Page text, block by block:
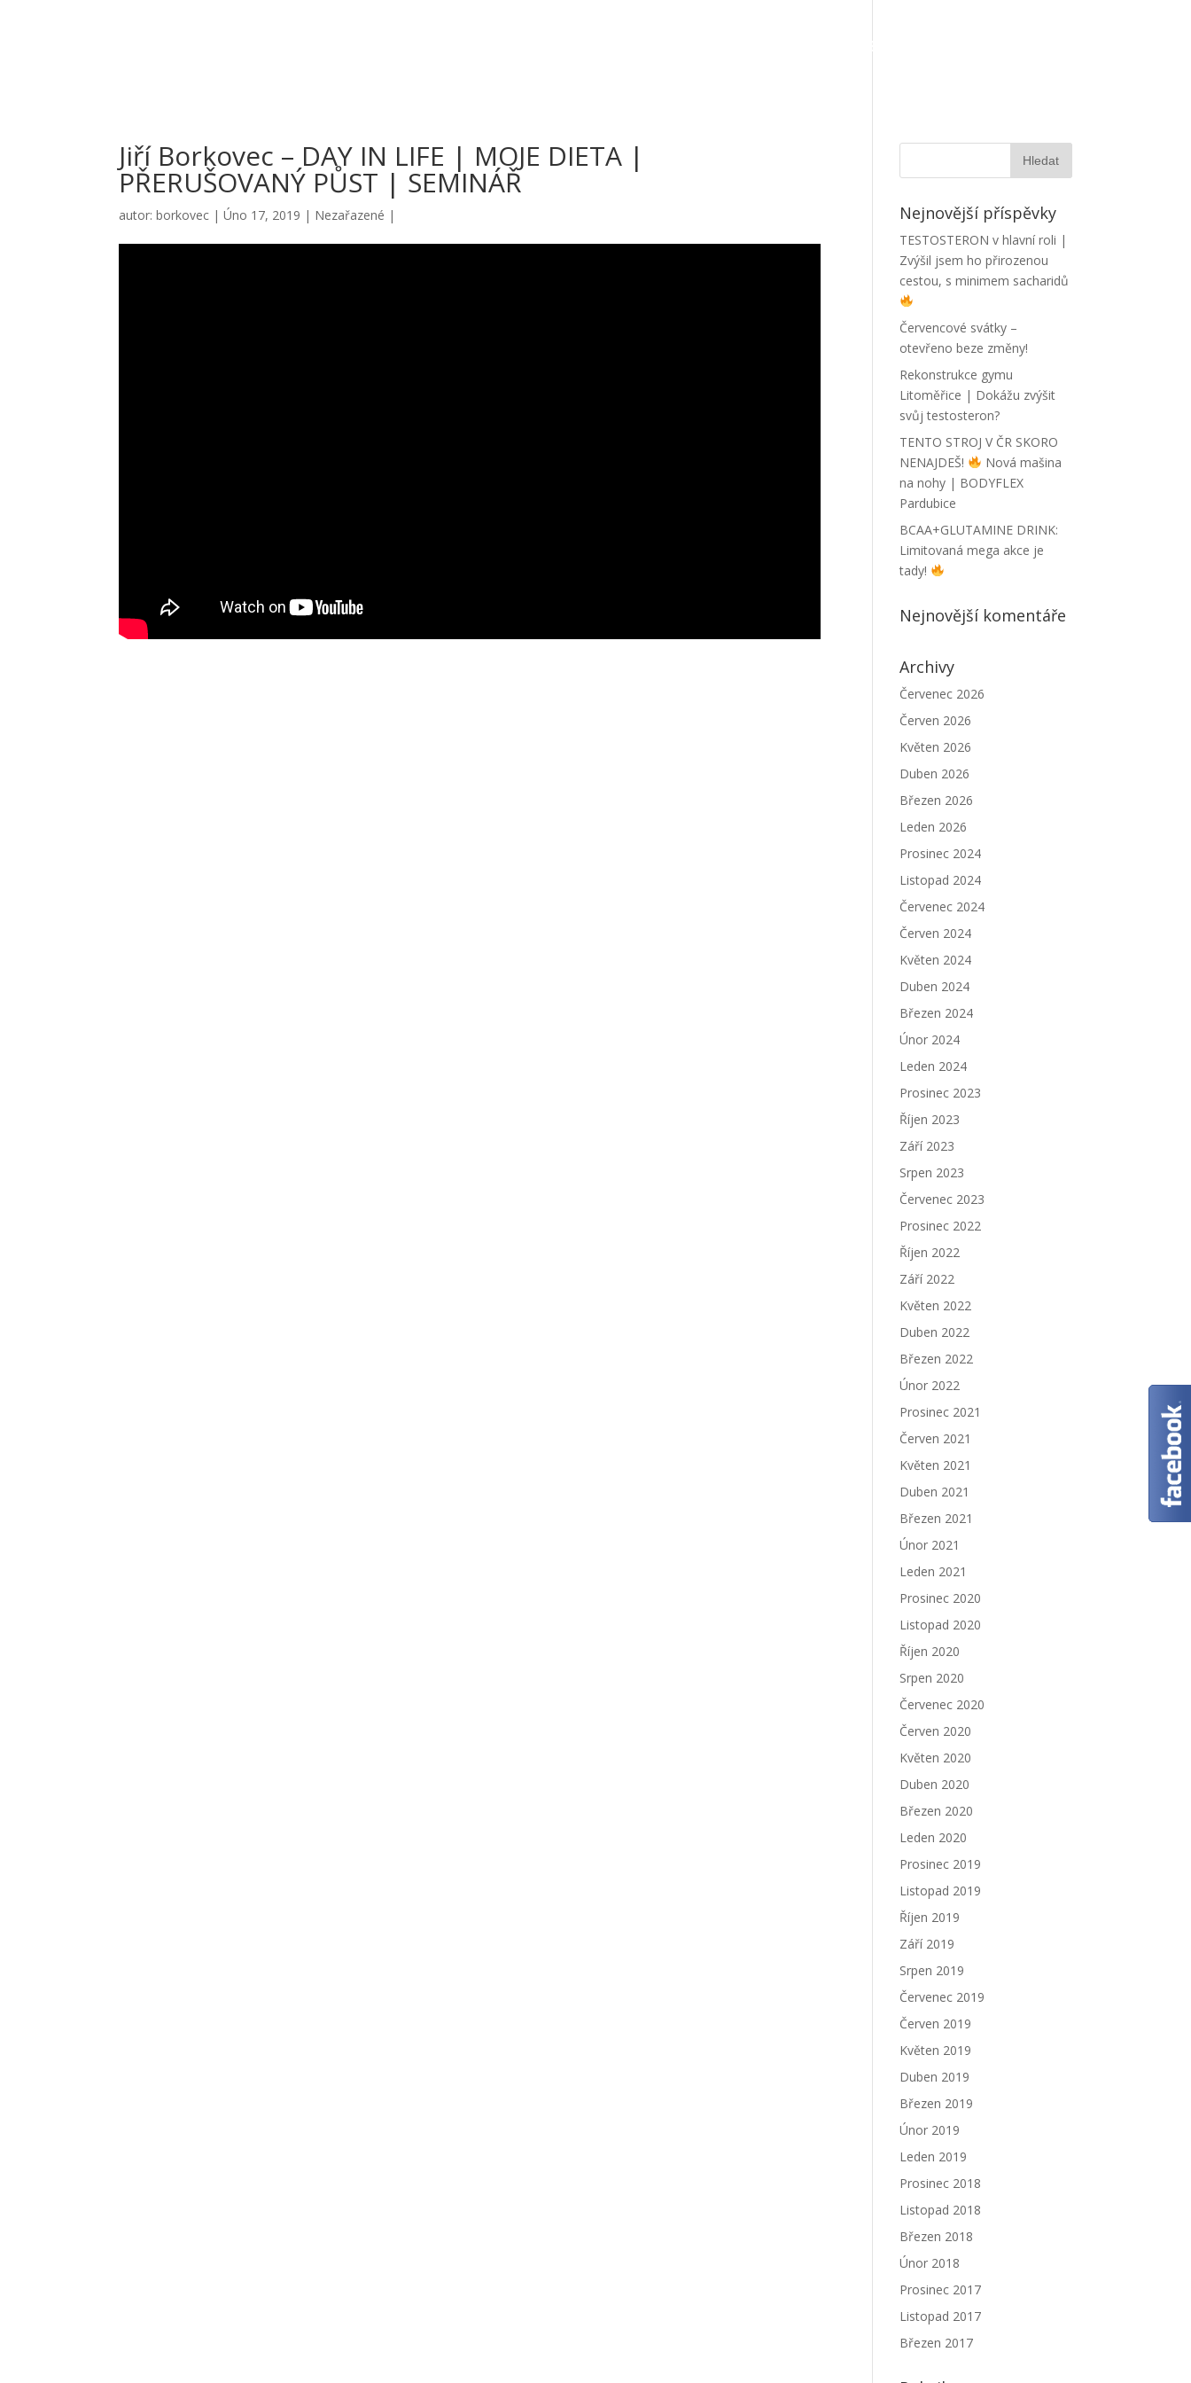
FOTOGALERIE
Jiří Borkovec – DAY IN LIFE | MOJE DIETA |
PŘERUŠOVANÝ PŮST | SEMINÁŘ
autor:borkovec |Úno 17, 2019 | Nezařazené | Nejnovější příspěvky
TESTOSTERON v hlavní roli |
Zvýšil jsem ho přirozenou
cestou, s minimem sacharidů
Červencové svátky –
otevřeno beze změny!
Rekonstrukce gymu
Litoměřice | Dokážu zvýšit
svůj testosteron?
TENTO STROJ V ČR SKORO
NENAJDEŠ!
Nová mašina
na nohy | BODYFLEX
Pardubice
BCAA+GLUTAMINE DRINK:
Limitovaná mega akce je
tady!
Nejnovější komentáře
Archivy
Červenec 2026
Červen 2026
Květen 2026
Duben 2026
Březen 2026
Leden 2026
Prosinec 2024
Listopad 2024
Červenec 2024
Červen 2024
Květen 2024
Duben 2024
Březen 2024
Únor 2024
Leden 2024
Prosinec 2023
Říjen 2023
Září 2023
Srpen 2023
Červenec 2023
Prosinec 2022
Říjen 2022
Září 2022
Květen 2022
Duben 2022
Březen 2022
Únor 2022
Prosinec 2021
Červen 2021
Květen 2021
Duben 2021
Březen 2021
Únor 2021
Leden 2021
Prosinec 2020
Listopad 2020
Říjen 2020
Srpen 2020
Červenec 2020
Červen 2020
Květen 2020
Duben 2020
Březen 2020
Leden 2020
Prosinec 2019
Listopad 2019
Říjen 2019
Září 2019
Srpen 2019
Červenec 2019
Červen 2019
Květen 2019
Duben 2019
Březen 2019
Únor 2019
Leden 2019
Prosinec 2018
Listopad 2018
Březen 2018
Únor 2018
Prosinec 2017
Listopad 2017
Březen 2017